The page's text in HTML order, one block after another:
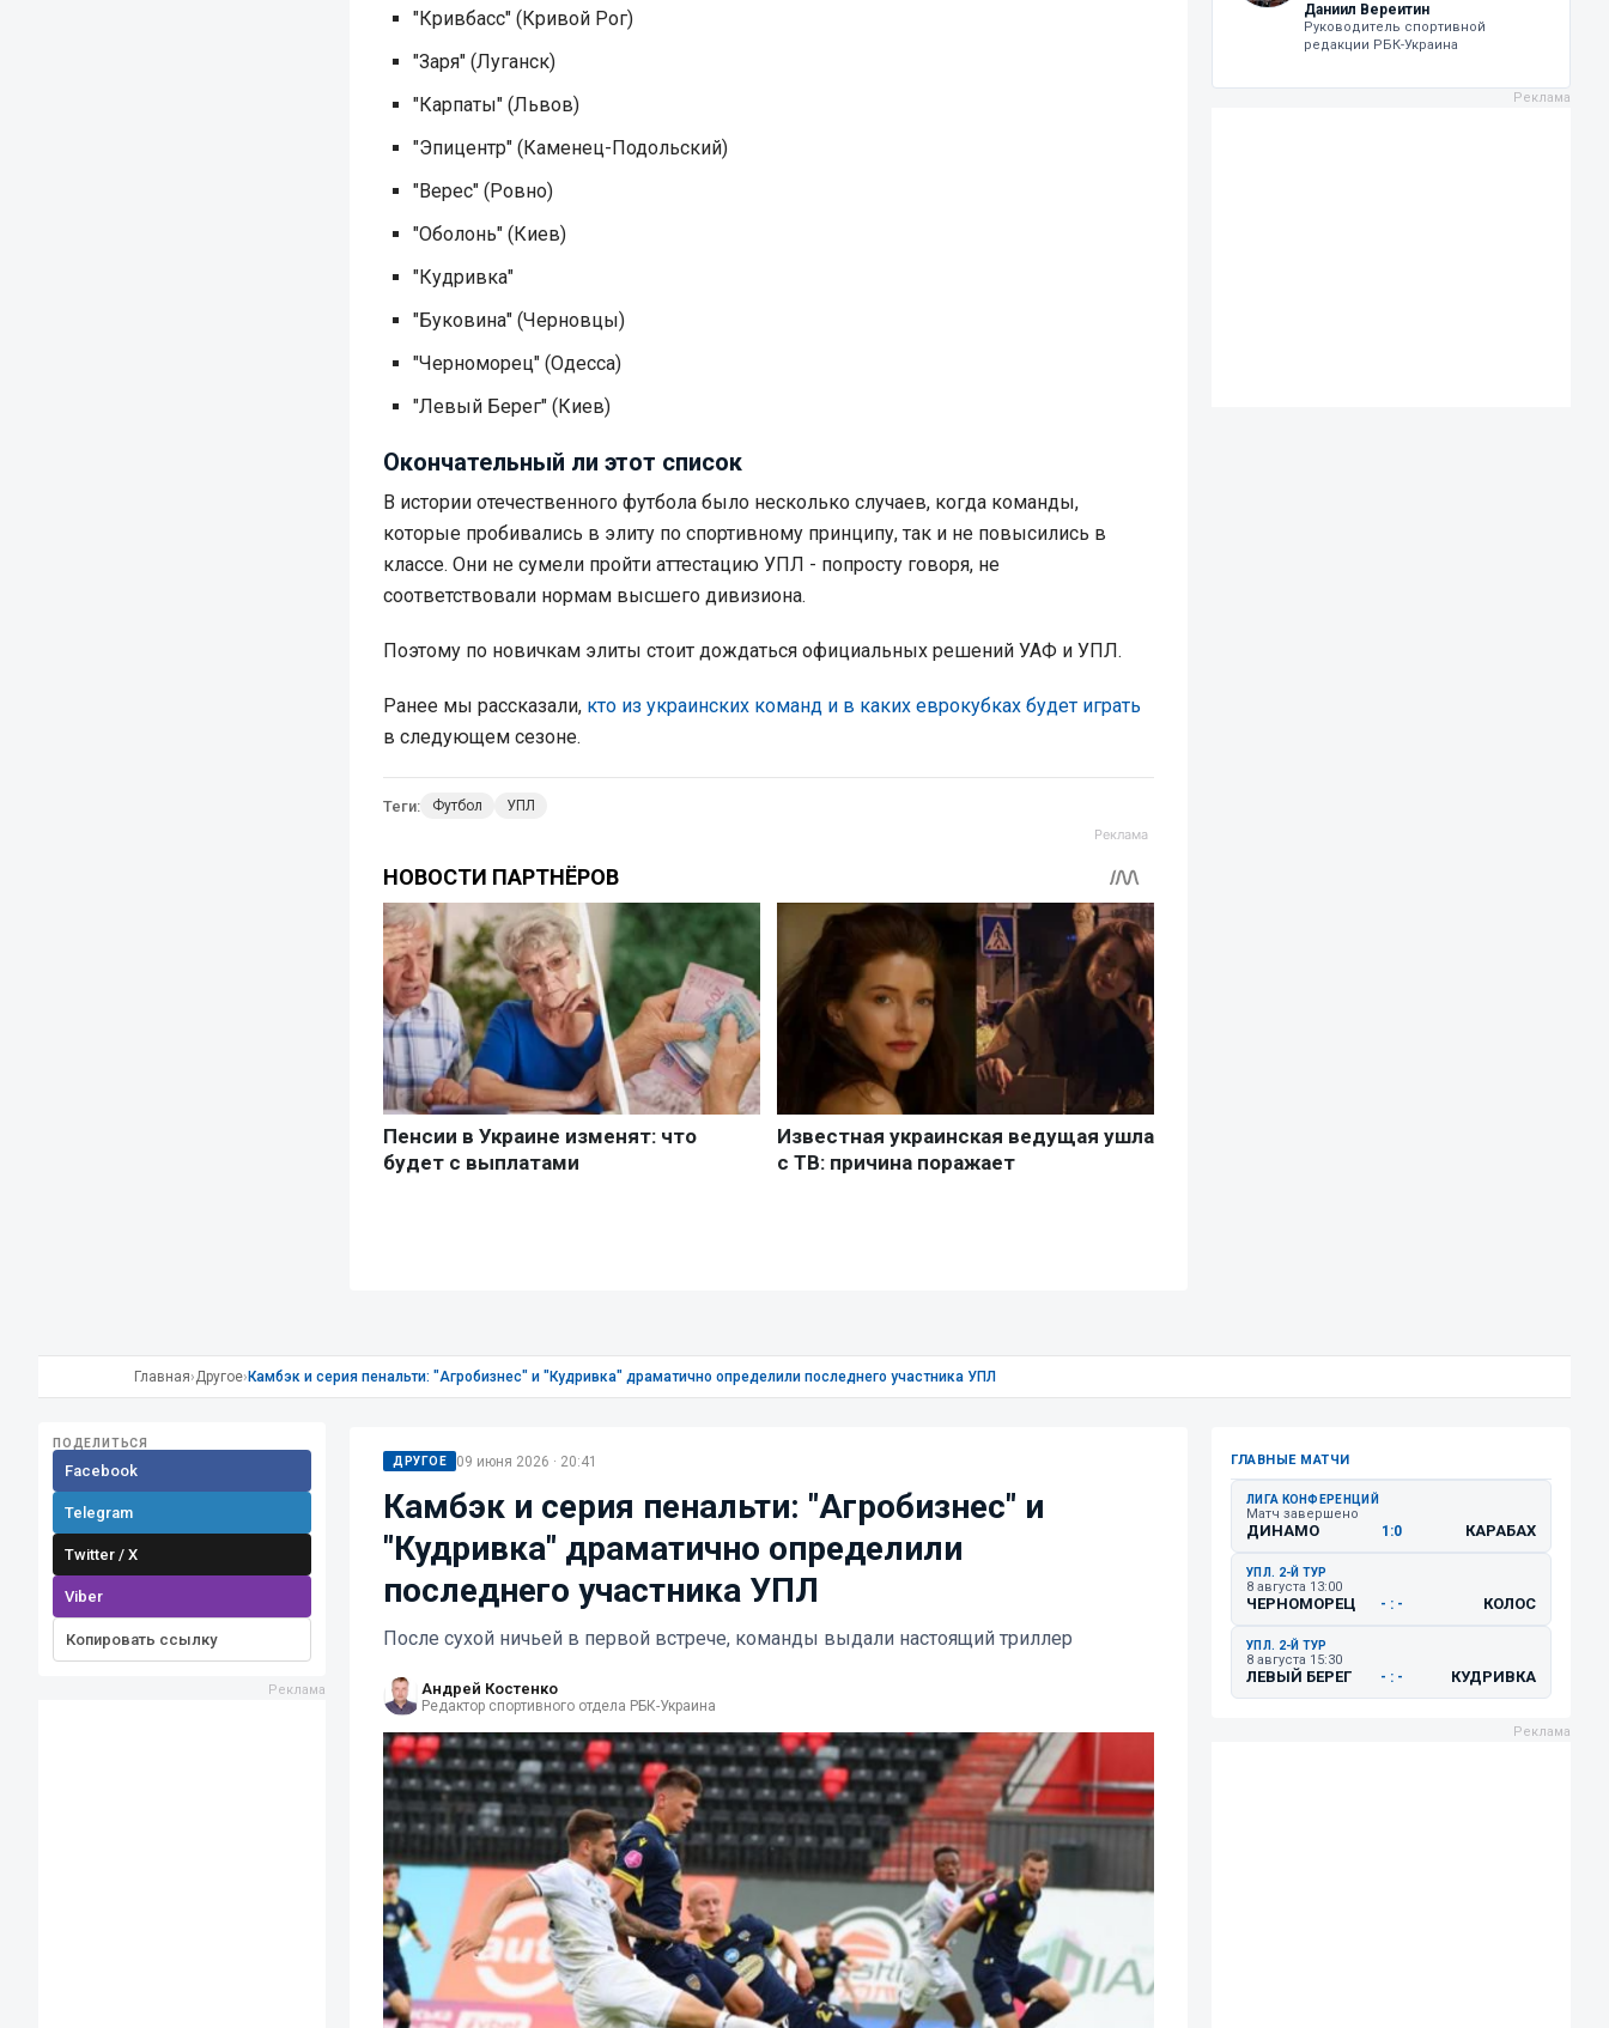
"Кривбасс" (Кривой Рог)
"Заря" (Луганск)
"Карпаты" (Львов)
"Эпицентр" (Каменец-Подольский)
"Верес" (Ровно)
"Оболонь" (Киев)
"Кудривка"
"Буковина" (Черновцы)
"Черноморец" (Одесса)
"Левый Берег" (Киев)
Окончательный ли этот список
В истории отечественного футбола было несколько случаев, когда команды,
которые пробивались в элиту по спортивному принципу, так и не повысились в
классе. Они не сумели пройти аттестацию УПЛ - попросту говоря, не
соответствовали нормам высшего дивизиона.
Поэтому по новичкам элиты стоит дождаться официальных решений УАФ и УПЛ.
Ранее мы рассказали, кто из украинских команд и в каких еврокубках будет играть
в следующем сезоне.
Теги: Футбол УПЛ
Даниил Вереитин
Руководитель спортивной
редакции РБК-Украина
Главная›Другое› Камбэк и серия пенальти: "Агробизнес" и "Кудривка" драматично определили последнего участника УПЛ
ПОДЕЛИТЬСЯ
Facebook
Telegram
Twitter / X
Viber
Копировать ссылку
ДРУГОЕ 09 июня 2026 · 20:41
Камбэк и серия пенальти: "Агробизнес" и
"Кудривка" драматично определили
последнего участника УПЛ
После сухой ничьей в первой встрече, команды выдали настоящий триллер
Андрей Костенко
Редактор спортивного отдела РБК-Украина
ГЛАВНЫЕ МАТЧИ
ЛИГА КОНФЕРЕНЦИЙ
Матч завершено
ДИНАМО 1:0 КАРАБАХ
УПЛ. 2-Й ТУР
8 августа 13:00
ЧЕРНОМОРЕЦ - : - КОЛОС
УПЛ. 2-Й ТУР
8 августа 15:30
ЛЕВЫЙ БЕРЕГ - : - КУДРИВКА